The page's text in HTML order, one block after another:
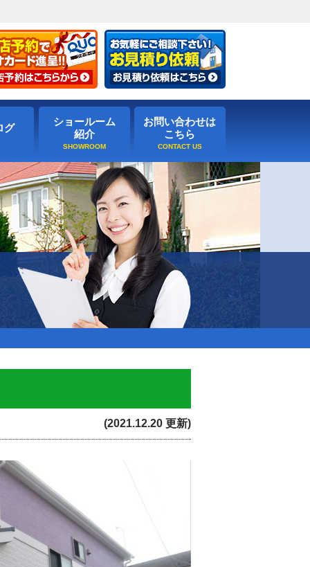
グ
ショールーム
紹介
お問い合わせは
こちら
(2021.12.20 更新)